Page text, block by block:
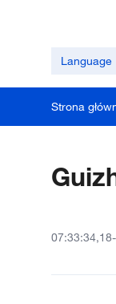
Language
Strona